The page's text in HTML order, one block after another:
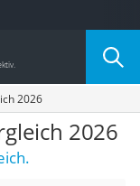
2026
2026